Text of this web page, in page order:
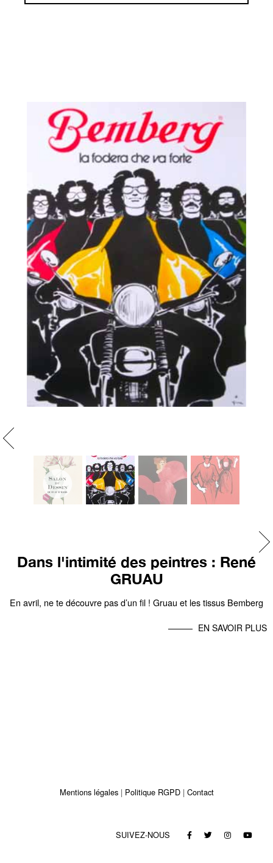
Dans l'intimité des peintres : René
GRUAU
En avril, ne te découvre pas d’un fil ! Gruau et les tissus Bemberg
EN SAVOIR PLUS
Mentions légales Politique RGPD Contact
SUIVEZ-NOUS